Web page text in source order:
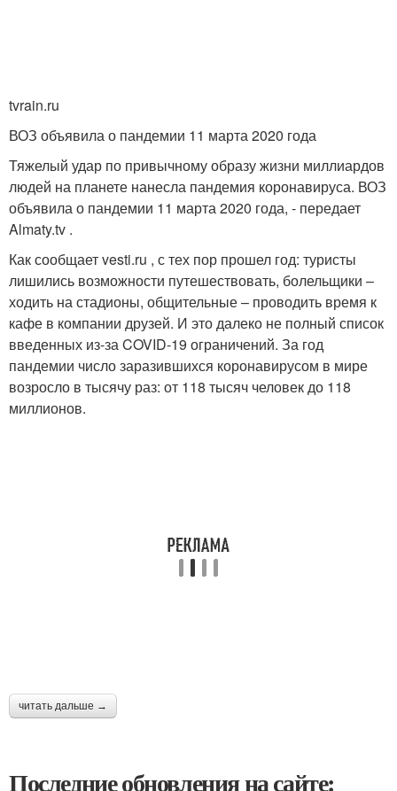
tvrain.ru
ВОЗ объявила о пандемии 11 марта 2020 года
Тяжелый удар по привычному образу жизни миллиардов
людей на планете нанесла пандемия коронавируса. ВОЗ
объявила о пандемии 11 марта 2020 года, - передает
Almaty.tv .
Как сообщает vesti.ru , с тех пор прошел год: туристы
лишились возможности путешествовать, болельщики –
ходить на стадионы, общительные – проводить время к
кафе в компании друзей. И это далеко не полный список
введенных из-за COVID-19 ограничений. За год
пандемии число заразившихся коронавирусом в мире
возросло в тысячу раз: от 118 тысяч человек до 118
миллионов.
читать дальше →
Последние обновления на сайте: